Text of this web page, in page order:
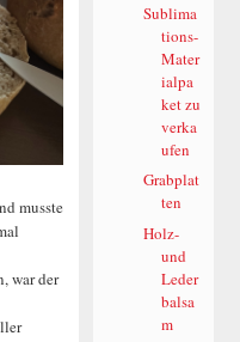
musste
war der
Sublima
tions-
Mater
ialpa
ket zu
verka
ufen
Grabplat
ten
Holz-
und
Leder
balsa
m